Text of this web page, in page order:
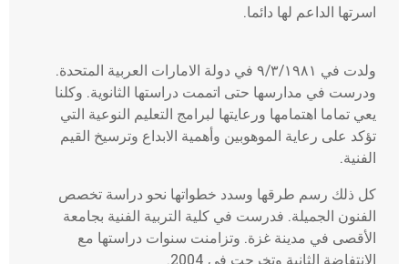
اسرتها الداعم لها دائما.
ولدت في ٩/٣/١٩٨١ في دولة الامارات العربية المتحدة.
ودرست في مدارسها حتى اتممت دراستها الثانوية. وكلنا
يعي تماما اهتمامها ورعايتها لبرامج التعليم النوعية التي
تؤكد على رعاية الموهوبين وأهمية الابداع وترسيخ القيم
الفنية.
كل ذلك رسم طرقها وسدد خطواتها نحو دراسة تخصص
الفنون الجميلة. فدرست في كلية التربية الفنية بجامعة
الأقصى في مدينة غزة. وتزامنت سنوات دراستها مع
الانتفاضة الثانية وتخرجت في 2004.